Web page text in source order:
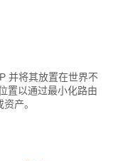
并将其放置在世界不
置以通过最小化路由
产。